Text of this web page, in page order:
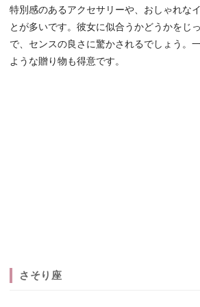
特別感のあるアクセサリーや、おしゃれな
とが多いです。彼女に似合うかどうかをじ
で、センスの良さに驚かされるでしょう。
ような贈り物も得意です。
さそり座